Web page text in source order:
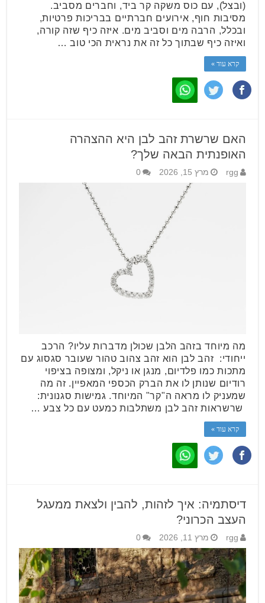
(ובצל), עם כוס משקה קר ביד, וחברים מסביב.
מסיבות חוף, אירועים חברתיים בבריכות פרטיות,
ובכלל, הרבה מים וסביב מים. איזה כיף שזה קורה,
ואיזה כיף שבתוך כל זה את נראית הכי טוב …
קרא עוד »
האם שרשרת זהב לבן היא ההצהרה
האופנתית הבאה שלך?
rgg מרץ 15, 2026 0
מה מיוחד בזהב הלבן שכולן מדברות עליו? הרכב
ייחודי: זהב לבן הוא זהב צהוב טהור שעובר סגסוג עם
מתכות כמו פלדיום, מנגן או ניקל, ומצופה בציפוי
רודיום שנותן לו את הברק הכספי המאפיין. זה מה
שמעניק לו מראה ה"קר" המיוחד. גמישות סגנונית:
שרשראות זהב לבן משתלבות כמעט עם כל צבע …
קרא עוד »
דיסתמיה: איך לזהות, להבין ולצאת ממעגל
העצב הכרוני?
rgg מרץ 11, 2026 0